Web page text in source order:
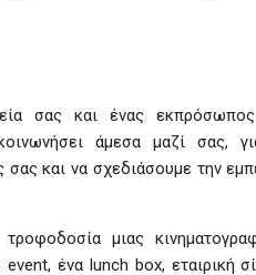
σας και ένας
άμεσα μαζί σας,
σας και να σχεδιάσουμε την
μιας
ένα lunch box, εταιρική